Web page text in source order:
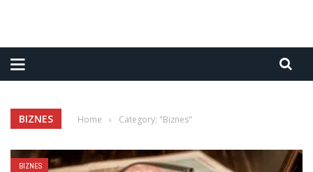
BIZNES Home › Category: "Biznes"
BIZNES